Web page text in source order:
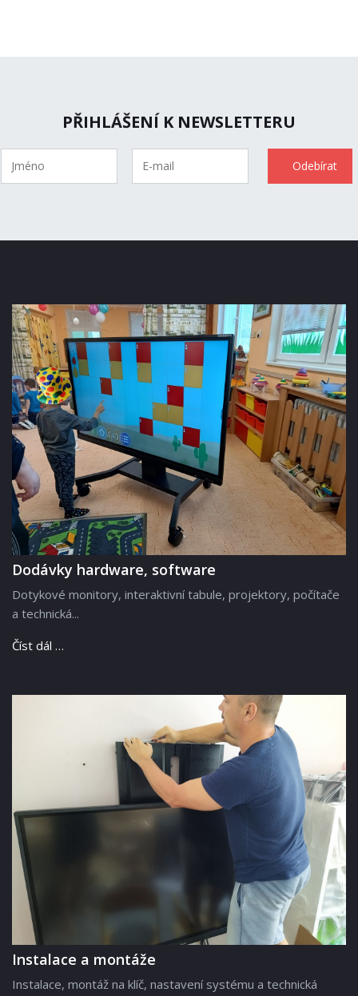
PŘIHLÁŠENÍ K NEWSLETTERU
Dodávky hardware, software
Dotykové monitory, interaktivní tabule, projektory, počítače
a technická...
Číst dál …
Instalace a montáže
Instalace, montáž na klíč, nastavení systému a technická